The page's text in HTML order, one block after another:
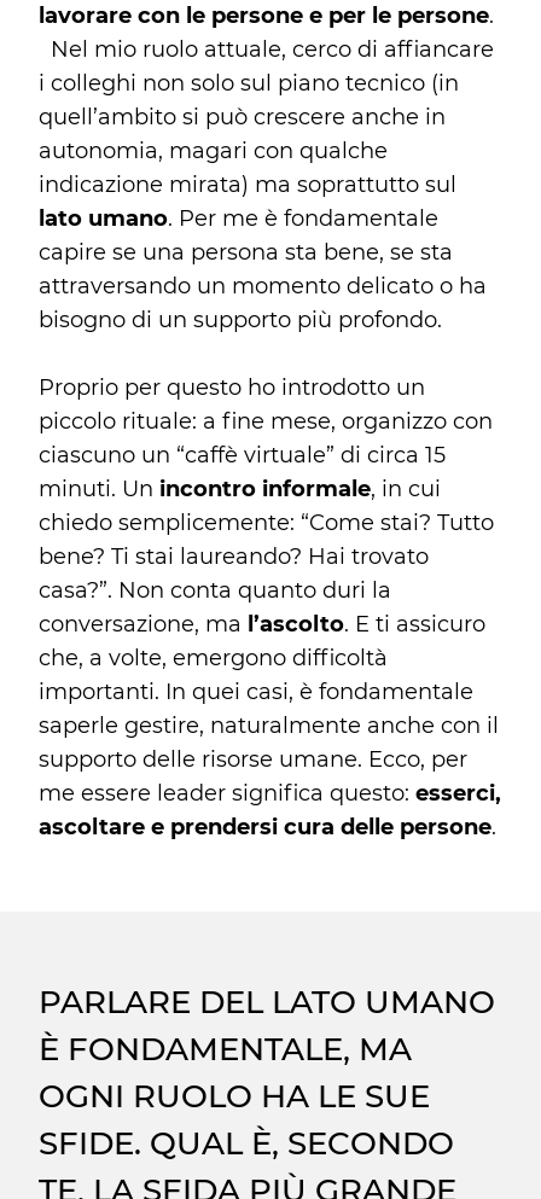
lavorare con le persone e per le persone.
Nel mio ruolo attuale, cerco di affiancare
i colleghi non solo sul piano tecnico (in
quell’ambito si può crescere anche in
autonomia, magari con qualche
indicazione mirata) ma soprattutto sul
lato umano. Per me è fondamentale
capire se una persona sta bene, se sta
attraversando un momento delicato o ha
bisogno di un supporto più profondo.
Proprio per questo ho introdotto un
piccolo rituale: a fine mese, organizzo con
ciascuno un “caffè virtuale” di circa 15
minuti. Un incontro informale, in cui
chiedo semplicemente: “Come stai? Tutto
bene? Ti stai laureando? Hai trovato
casa?”. Non conta quanto duri la
conversazione, ma l’ascolto. E ti assicuro
che, a volte, emergono difficoltà
importanti. In quei casi, è fondamentale
saperle gestire, naturalmente anche con il
supporto delle risorse umane. Ecco, per
me essere leader significa questo: esserci,
ascoltare e prendersi cura delle persone.
PARLARE DEL LATO UMANO
È FONDAMENTALE, MA
OGNI RUOLO HA LE SUE
SFIDE. QUAL È, SECONDO
TE, LA SFIDA PIÙ GRANDE